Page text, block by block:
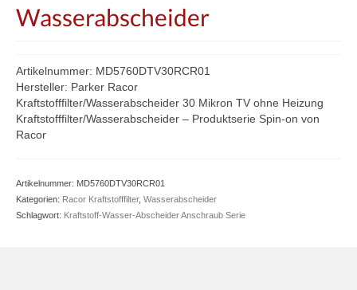
Wasserabscheider
Artikelnummer: MD5760DTV30RCR01
Hersteller: Parker Racor
Kraftstofffilter/Wasserabscheider 30 Mikron TV ohne Heizung
Kraftstofffilter/Wasserabscheider – Produktserie Spin-on von
Racor
Artikelnummer: MD5760DTV30RCR01
Kategorien: Racor Kraftstofffilter, Wasserabscheider
Schlagwort: Kraftstoff-Wasser-Abscheider Anschraub Serie